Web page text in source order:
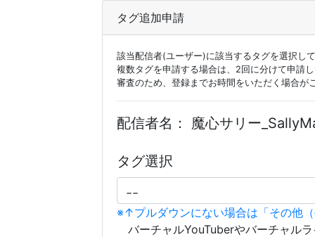
タグ追加申請
該当配信者(ユーザー)に該当するタグを選択し
複数タグを申請する場合は、2回に分けて申請
審査のため、登録までお時間をいただく場合が
配信者名： 魔心サリー
タグ選択
※↑プルダウンにない場合は「その他
バーチャルYouTuberやバーチャル